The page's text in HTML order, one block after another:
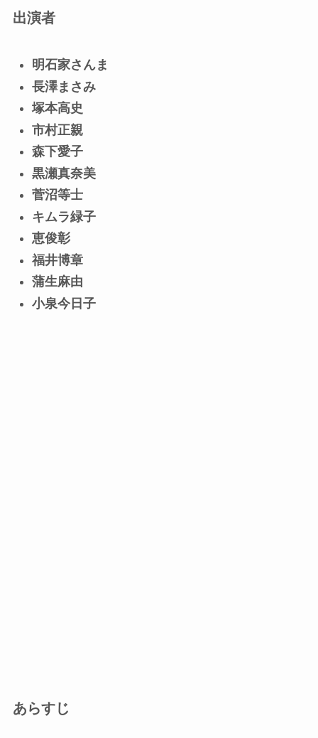
出演者
明石家さんま
長澤まさみ
塚本高史
市村正親
森下愛子
黒瀬真奈美
菅沼等士
キムラ緑子
恵俊彰
福井博章
蒲生麻由
小泉今日子
あらすじ